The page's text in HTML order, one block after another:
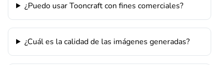
¿Puedo usar Tooncraft con fines comerciales?
¿Cuál es la calidad de las imágenes generadas?